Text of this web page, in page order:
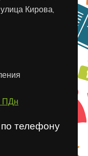
Кирова,
ПДн
телефону